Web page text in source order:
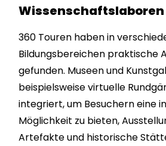
Wissenschaftslaboren
360 Touren haben in
Bildungsbereichen praktische
gefunden. Museen und
beispielsweise virtuelle
integriert, um Besuchern eine
Möglichkeit zu bieten,
Artefakte und historische